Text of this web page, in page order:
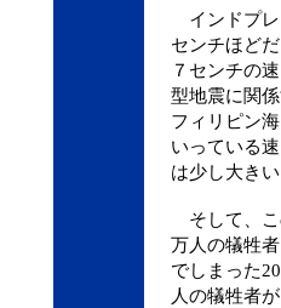
インドプレ
センチほど
７センチの
型地震に関
フィリピン
いっている
は少し大き
そして、こ
万人の犠牲
でしまった
人の犠牲者